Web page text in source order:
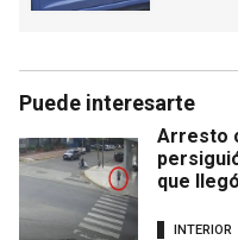
Puede interesarte
Arresto
que
INTERIOR